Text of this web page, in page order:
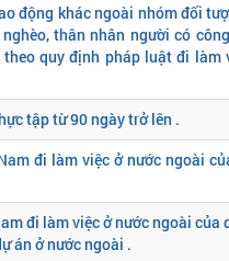
động khác ngoài nhóm đối
thân nhân người có
quy định pháp luật đi làm
tập từ 90 ngày trở lên .
đi làm việc ở nước ngoài
đi làm việc ở nước ngoài của
án ở nước ngoài .